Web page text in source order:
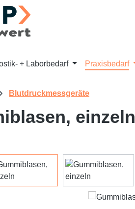
springen
+ Laborbedarf Praxisbedarf
Blutdruckmessgeräte
einzeln